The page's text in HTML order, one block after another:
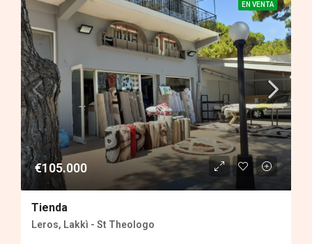
EN VENTA
€105.000
Tienda
Leros, Lakkì - St Theologo